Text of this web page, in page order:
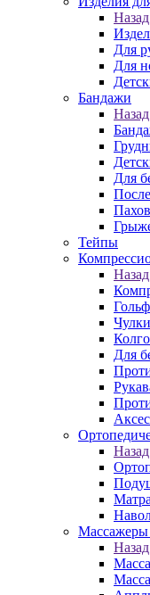
Назад
Для
Для
Бандажи
Назад
Для
Тейпы
Назад
Чулки
Для
Назад
Назад